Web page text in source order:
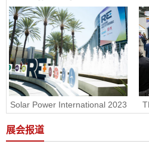
2023 - 美国国际电池储能展ESI
Solar Power International 2023
- 美国国际太阳能展RE+
展会报道